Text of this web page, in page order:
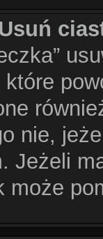
nie,
Jeżeli
może